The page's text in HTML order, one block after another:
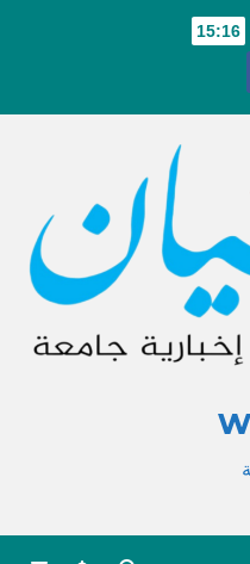
15:16